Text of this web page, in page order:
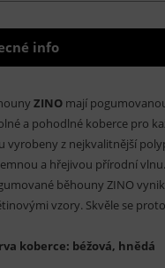
info
ZINO mají
a pohodlné koberce pro
vyrobeny z nejkvalitnější
a hřejivou přírodní
běhouny ZINO
vzory. Skvěle se
koberce: béžová, hnědá